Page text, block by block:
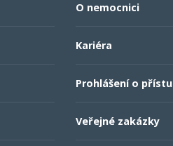
O nemocnici
Kariéra
Prohlášení o
Veřejné zakázky